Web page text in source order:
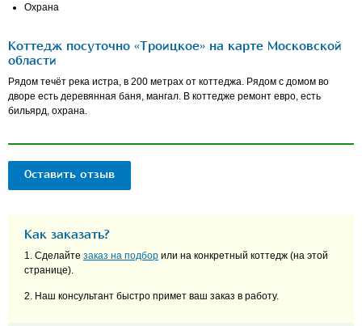
Охрана
Коттедж посуточно «Троицкое» на карте Московской
области
Рядом течёт река истра, в 200 метрах от коттеджа. Рядом с домом во
дворе есть деревянная баня, мангал. В коттедже ремонт евро, есть
бильярд, охрана.
Оставить отзыв
Как заказать?
1. Сделайте заказ на подбор или на конкретный коттедж (на этой
странице).
2. Наш консультант быстро примет ваш заказ в работу.